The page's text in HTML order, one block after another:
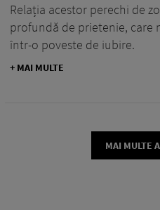
Relația acestor perechi de
profundă de prietenie, care
într-o poveste de iubire.
+ MAI MULTE
MAI MULTE